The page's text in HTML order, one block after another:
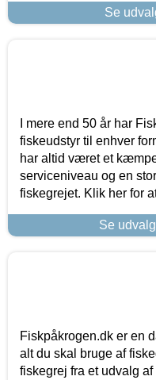
Se
I mere end 50 år har
fiskeudstyr til enhver
har altid været et
serviceniveau og en
fiskegrejet. Klik her for
Se
Fiskpåkrogen.dk er en
alt du skal bruge af
fiskegrej fra et udvalg